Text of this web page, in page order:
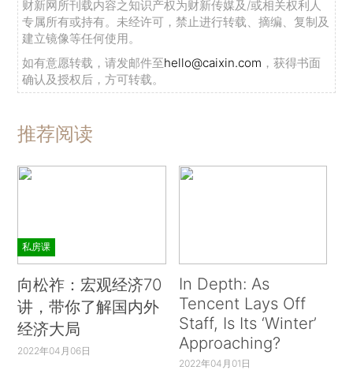
财新网所刊载内容之知识产权为财新传媒及/或相关权利人
专属所有或持有。未经许可，禁止进行转载、摘编、复制及
建立镜像等任何使用。
如有意愿转载，请发邮件至hello@caixin.com ，获得书面
确认及授权后，方可转载。
推荐阅读
私房课
向松祚：宏观经济70
讲，带你了解国内外
经济大局
2022年04月06日
In Depth: As
Tencent Lays Off
Staff, Is Its ‘Winter’
Approaching?
2022年04月01日